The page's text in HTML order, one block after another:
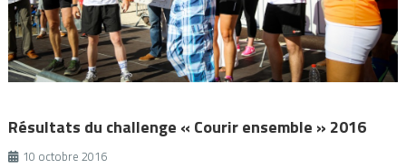
Résultats du challenge « Courir ensemble » 2016
10 octobre 2016